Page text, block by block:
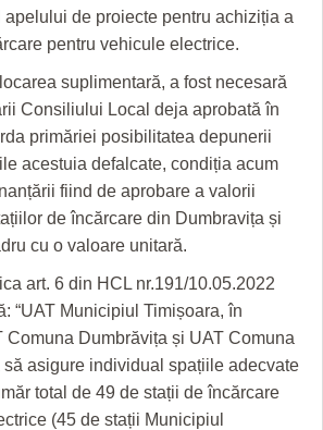
de proiecte pentru achiziția a
pentru vehicule electrice.
suplimentară, a fost necesară
Consiliului Local deja aprobată în
primăriei posibilitatea depunerii
acestuia defalcate, condiția acum
fiind de aprobare a valorii
de încărcare din Dumbravița și
cu o valoare unitară.
art. 6 din HCL nr.191/10.05.2022
“UAT Municipiul Timișoara, în
Comuna Dumbrăvița și UAT Comuna
asigure individual spațiile adecvate
total de 49 de stații de încărcare
(45 de stații Municipiul